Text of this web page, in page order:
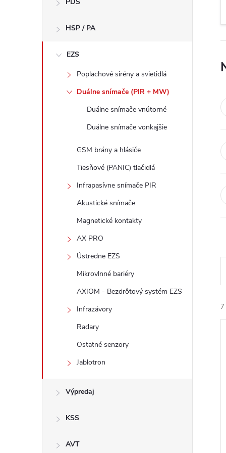
ý
HSP / PA
EZS
Poplachové sirény a svietidlá
Duálne snímače (PIR + MW)
Duálne snímače vnútorné
Duálne snímače vonkajšie
GSM brány a hlásiče
Tiesňové (PANIC) tlačidlá
Infrapasívne snímače PIR
Akustické snímače
Magnetické kontakty
AX PRO
Ústredne EZS
Mikrovlnné bariéry
AXIOM - Bezdrôtový systém EZS
Infrazávory
Radary
Ostatné senzory
Jablotron
Výpredaj
KSS
AVT
a7